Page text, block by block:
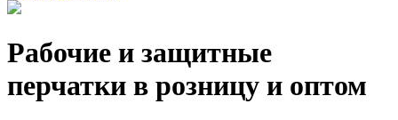
Рабочие и защитные
перчатки в розницу и оптом